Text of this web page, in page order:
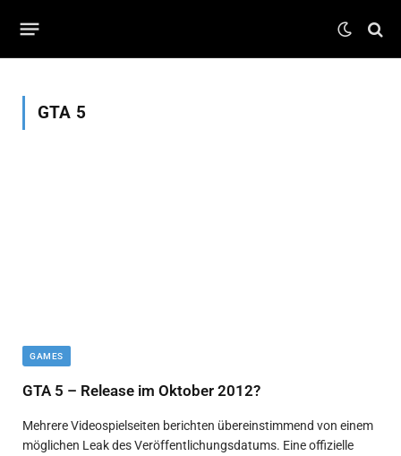
GTA 5
GAMES
GTA 5 – Release im Oktober 2012?
Mehrere Videospielseiten berichten übereinstimmend von einem
möglichen Leak des Veröffentlichungsdatums. Eine offizielle